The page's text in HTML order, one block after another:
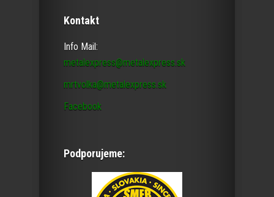
Kontakt
Info Mail:
metalexpress@metalexpress.sk
mrtvolka@metalexpress.sk
Facebook
Podporujeme: